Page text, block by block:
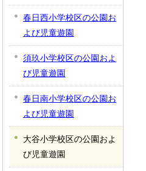
春日西小学校区の公園お
よび児童遊園
須玖小学校区の公園およ
び児童遊園
春日南小学校区の公園お
よび児童遊園
大谷小学校区の公園およ
び児童遊園